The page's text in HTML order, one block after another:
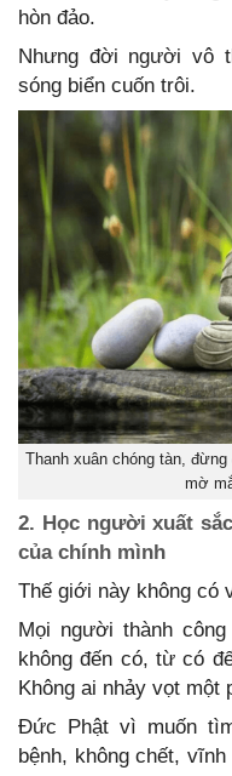
hòn đảo.
Nhưng đời người vô
sóng biển cuốn trôi.
Thanh xuân chóng tàn,
mờ
2. Học người xuất
của chính mình
Thế giới này không có
Mọi người thành
không đến có, từ có
Không ai nhảy vọt một
Đức Phật vì muốn
bệnh, không chết,